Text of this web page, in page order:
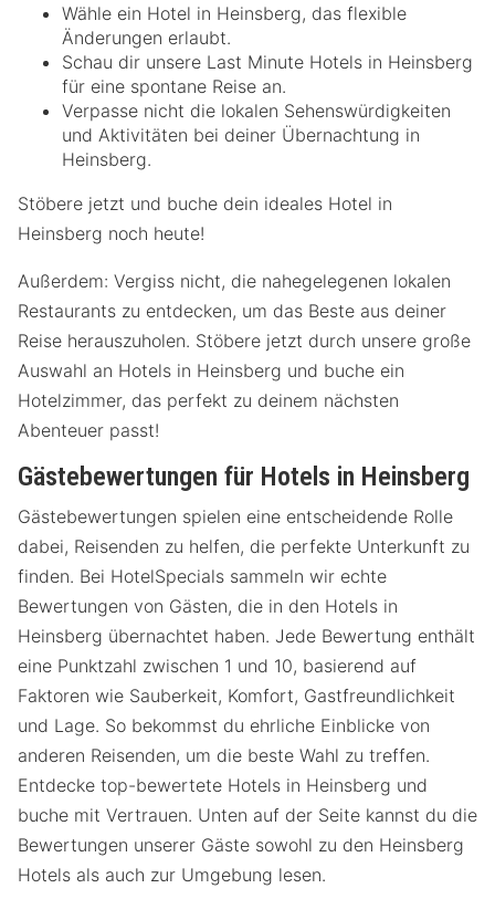
Wähle ein Hotel in Heinsberg, das flexible
Änderungen erlaubt.
Schau dir unsere Last Minute Hotels in Heinsberg
für eine spontane Reise an.
Verpasse nicht die lokalen Sehenswürdigkeiten
und Aktivitäten bei deiner Übernachtung in
Heinsberg.
Stöbere jetzt und buche dein ideales Hotel in
Heinsberg noch heute!
Außerdem: Vergiss nicht, die nahegelegenen lokalen
Restaurants zu entdecken, um das Beste aus deiner
Reise herauszuholen. Stöbere jetzt durch unsere große
Auswahl an Hotels in Heinsberg und buche ein
Hotelzimmer, das perfekt zu deinem nächsten
Abenteuer passt!
Gästebewertungen für Hotels in Heinsberg
Gästebewertungen spielen eine entscheidende Rolle
dabei, Reisenden zu helfen, die perfekte Unterkunft zu
finden. Bei HotelSpecials sammeln wir echte
Bewertungen von Gästen, die in den Hotels in
Heinsberg übernachtet haben. Jede Bewertung enthält
eine Punktzahl zwischen 1 und 10, basierend auf
Faktoren wie Sauberkeit, Komfort, Gastfreundlichkeit
und Lage. So bekommst du ehrliche Einblicke von
anderen Reisenden, um die beste Wahl zu treffen.
Entdecke top-bewertete Hotels in Heinsberg und
buche mit Vertrauen. Unten auf der Seite kannst du die
Bewertungen unserer Gäste sowohl zu den Heinsberg
Hotels als auch zur Umgebung lesen.